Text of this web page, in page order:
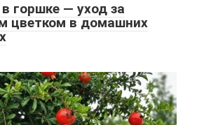
горшке — уход за
цветком в домашних